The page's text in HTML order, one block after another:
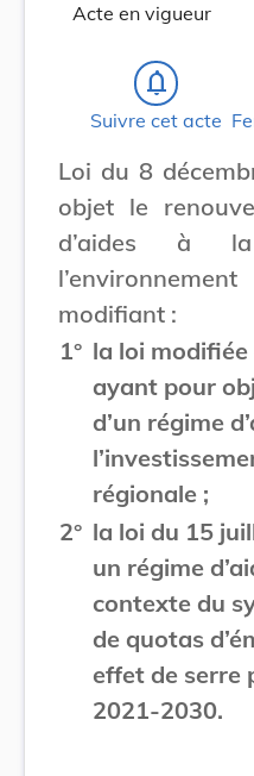
Acte en vigueur
notifications_none
Suivre cet acte
Loi du 8
objet le
d’aides à
modifiant :
1° la loi
ayant pour
d’un régime
régionale ;
2° la loi du 15
un régime
contexte du
de quotas
effet de serre
2021-2030.